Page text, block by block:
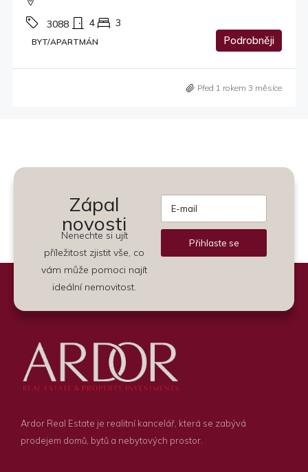
3088 4 3
BYT/APARTMÁN Podrobněji
Před 1 rokem 3 měsíce
Zápal
novosti
Nenechte si ujít
příležitost zjistit vše, co
vám může pomoci najít
ideální nemovitost.
Přihlaste se
Ardor Real Estate je realitní kancelář, která se zabývá
prodejem domů, bytů a nebytových prostor.